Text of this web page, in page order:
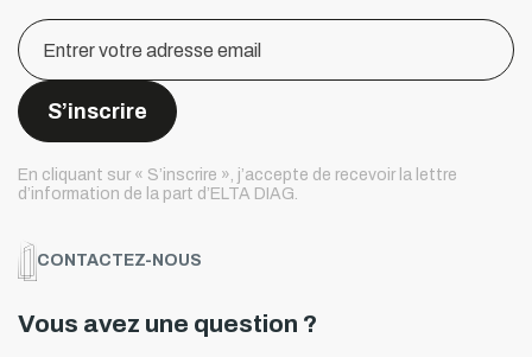
S’inscrire
En cliquant sur « S’inscrire », j’accepte de recevoir la lettre
d’information de la part d’ELTA DIAG.
CONTACTEZ-NOUS
Vous avez une question ?